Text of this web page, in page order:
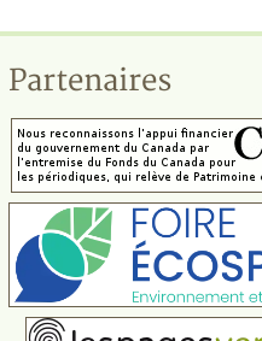
Partenaires